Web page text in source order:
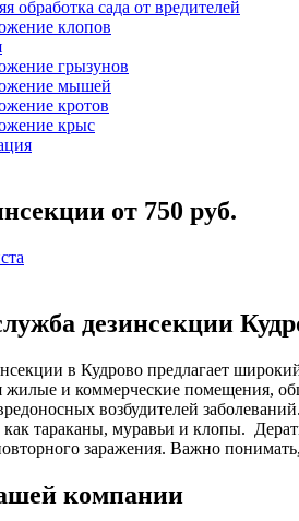
обработка сада от вредителей
клопов
грызунов
мышей
кротов
крыс
от 750 руб.
дезинсекции
в Кудрово предлагает
жилые и коммерческие помещения,
возбудителей
как тараканы, муравьи и клопы.
заражения. Важно
компании